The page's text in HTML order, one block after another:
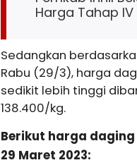
Harga Tahap IV
Sedangkan
Rabu (29/3), harga
sedikit lebih tinggi
138.400/kg.
Berikut harga
29 Maret 2023: